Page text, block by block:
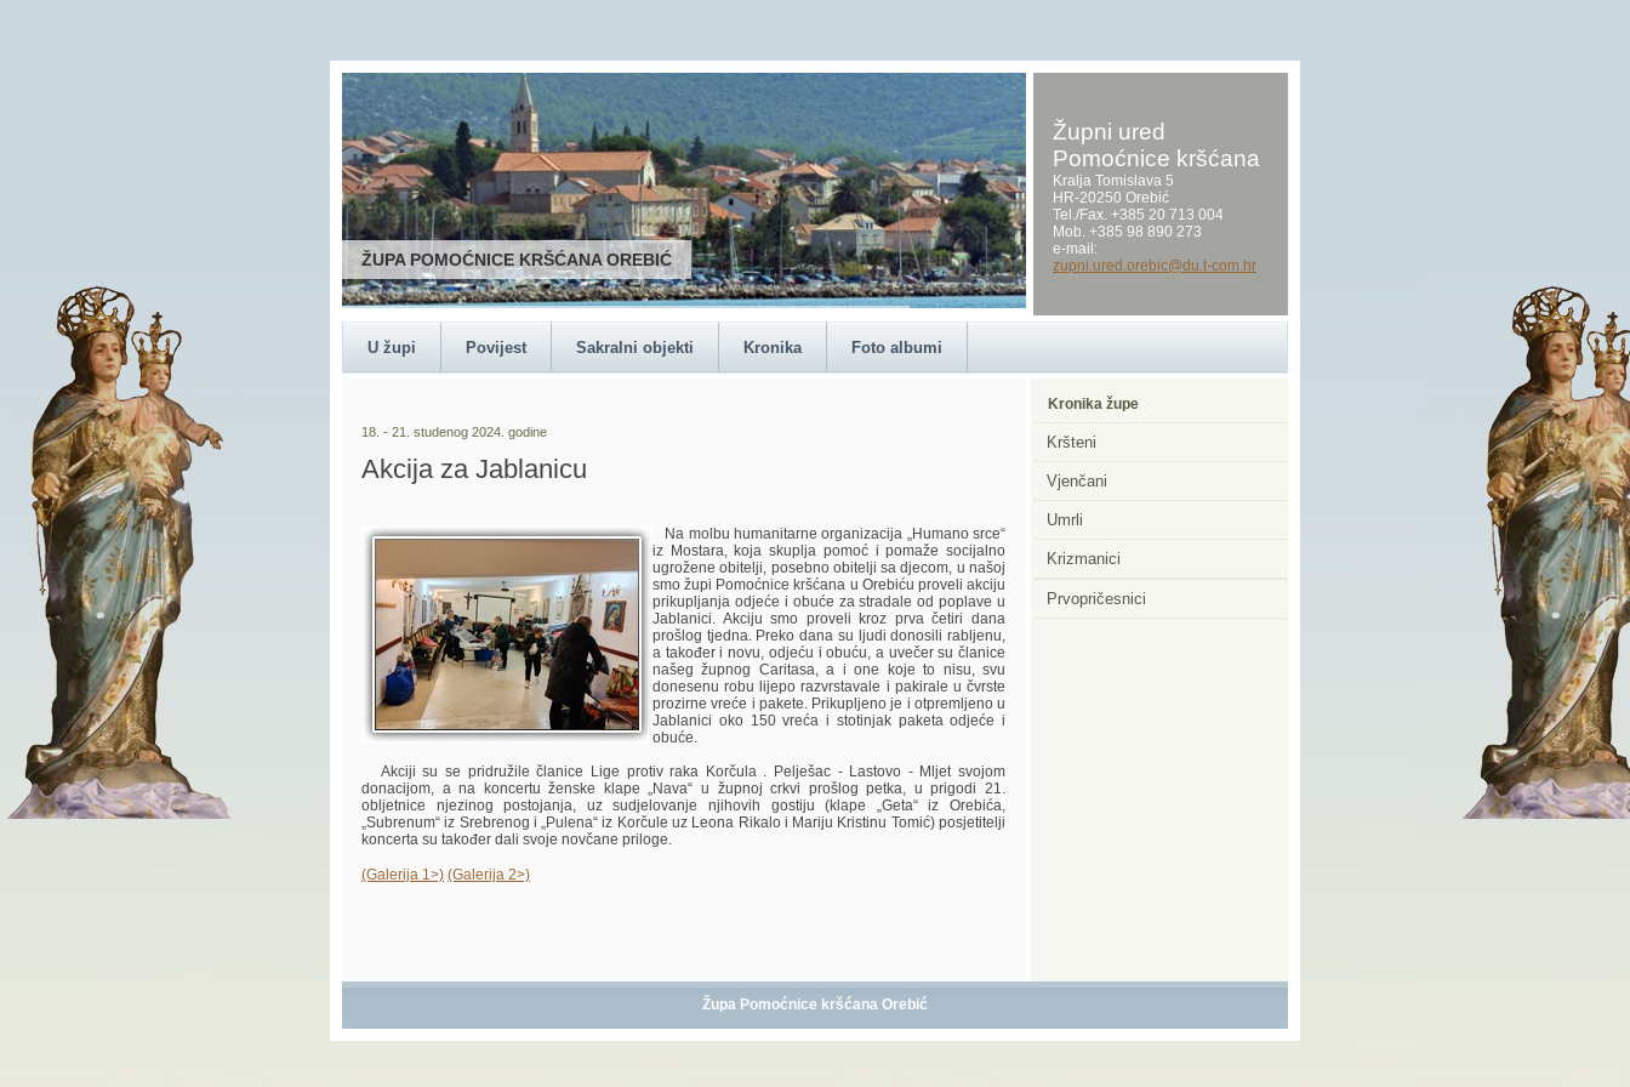
ŽUPA POMOĆNICE KRŠĆANA OREBIĆ
Župni ured
Pomoćnice kršćana
Kralja Tomislava 5
HR-20250 Orebić
Tel./Fax. +385 20 713 004
Mob. +385 98 890 273
e-mail:
zupni.ured.orebic@du.t-com.hr
U župi Povijest Sakralni objekti Kronika Foto albumi
Kronika župe
Kršteni
Vjenčani
Umrli
Krizmanici
Prvopričesnici
18. - 21. studenog 2024. godine
Akcija za Jablanicu
Na molbu humanitarne organizacija „Humano srce“
iz Mostara, koja skuplja pomoć i pomaže socijalno
ugrožene obitelji, posebno obitelji sa djecom, u našoj
smo župi Pomoćnice kršćana u Orebiću proveli akciju
prikupljanja odjeće i obuće za stradale od poplave u
Jablanici. Akciju smo proveli kroz prva četiri dana
prošlog tjedna. Preko dana su ljudi donosili rabljenu,
a također i novu, odjeću i obuću, a uvečer su članice
našeg župnog Caritasa, a i one koje to nisu, svu
donesenu robu lijepo razvrstavale i pakirale u čvrste
prozirne vreće i pakete. Prikupljeno je i otpremljeno u
Jablanici oko 150 vreća i stotinjak paketa odjeće i
obuće.
Akciji su se pridružile članice Lige protiv raka Korčula . Pelješac - Lastovo - Mljet svojom
donacijom, a na koncertu ženske klape „Nava“ u župnoj crkvi prošlog petka, u prigodi 21.
obljetnice njezinog postojanja, uz sudjelovanje njihovih gostiju (klape „Geta“ iz Orebića,
„Subrenum“ iz Srebrenog i „Pulena“ iz Korčule uz Leona Rikalo i Mariju Kristinu Tomić) posjetitelji
koncerta su također dali svoje novčane priloge.
(Galerija 1>) (Galerija 2>)
Župa Pomoćnice kršćana Orebić